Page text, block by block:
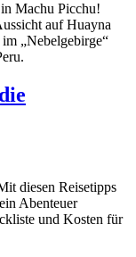
Machu Picchu!
auf Huayna
„Nebelgebirge“
diesen Reisetipps
Abenteuer
und Kosten für